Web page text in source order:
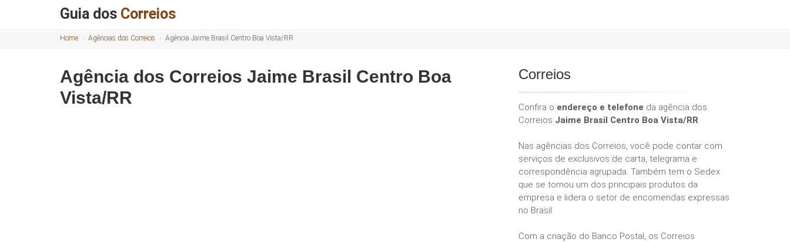
Guia dos Correios
Home Agências dos Correios Agência Jaime Brasil Centro Boa Vista/RR
Agência dos Correios Jaime Brasil Centro Boa
Vista/RR
Correios
Confira o endereço e telefone da agência dos
Correios Jaime Brasil Centro Boa Vista/RR.
Nas agências dos Correios, você pode contar com
serviços de exclusivos de carta, telegrama e
correspondência agrupada. Também tem o Sedex
que se tornou um dos principais produtos da
empresa e lidera o setor de encomendas expressas
no Brasil.
Com a criação do Banco Postal, os Correios